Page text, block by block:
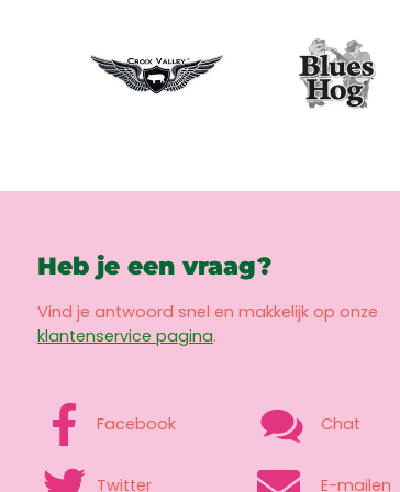
Heb je een vraag?
Vind je antwoord snel en makkelijk op onze
klantenservice pagina.
Facebook
Twitter
Chat
E-mailen